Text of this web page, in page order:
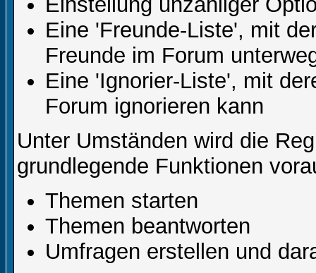
Eine 'Freunde-Liste', mit
Freunde im Forum
Eine 'Ignorier-Liste', mit
Forum ignorieren kann
Unter Umständen wird die
grundlegende Funktionen
Themen starten
Themen beantworten
Umfragen erstellen und